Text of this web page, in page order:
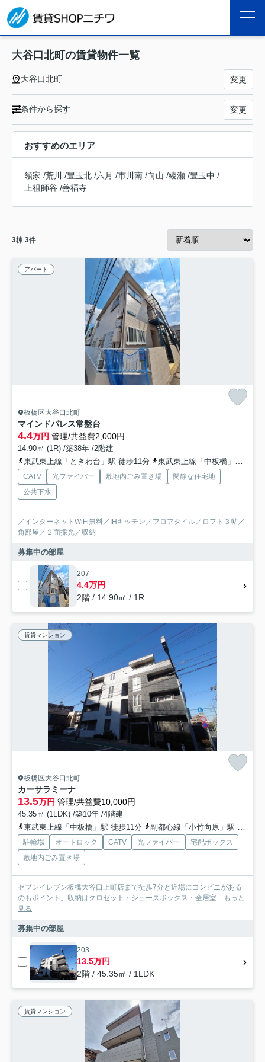
大谷口北町の賃貸物件一覧
大谷口北町 変更
条件から探す 変更
おすすめのエリア
領家 /荒川 /豊玉北 /六月 /市川南 /向山 /綾瀬 /豊玉中 /
上祖師谷 /善福寺
3棟 3件
アパート
板橋区大谷口北町
マインドパレス常盤台
4.4万円 管理/共益費2,000円
14.90㎡ (1R) /築38年 /2階建
東武東上線「ときわ台」駅 徒歩11分
東武東上線「中板橋」駅 徒歩12分
CATV 光ファイバー 敷地内ごみ置き場
閑静な住宅地
公共下水
／インターネットWiFi無料／IHキッチン／フロアタイル／ロフト３帖／
角部屋／２面採光／収納
募集中の部屋
207
4.4万円
2階 / 14.90㎡ / 1R
賃貸マンション
板橋区大谷口北町
カーサラミーナ
13.5万円 管理/共益費10,000円
45.35㎡ (1LDK) /築10年 /4階建
東武東上線「中板橋」駅 徒歩11分
副都心線「小竹向原」駅 徒歩18分
駐輪場 オートロック CATV 光ファイバー
宅配ボックス
敷地内ごみ置き場
セブンイレブン板橋大谷口上町店まで徒歩7分と近場にコンビニがある
のもポイント。収納はクロゼット・シューズボックス・全居室...
もっと
見る
募集中の部屋
203
13.5万円
2階 / 45.35㎡ / 1LDK
賃貸マンション